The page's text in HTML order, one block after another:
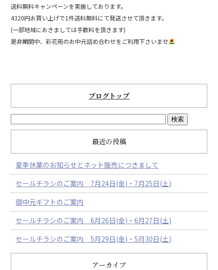
送料無料キャンペーンを実施しております。
4320円お買い上げで1件送料無料にて発送させて頂きます。
(一部地域におきましては手数料を頂きます)
是非期間中、彩花苑のお中元詰め合わせをご利用下さいませ
ブログトップ
最近の投稿
夏季休業のお知らせとネット販売につきまして
セールチラシのご案内 7月24日(金)・7月25日(土)
御中元ギフトのご案内
セールチラシのご案内 6月26日(金)・6月27日(土)
セールチラシのご案内 5月29日(金)・5月30日(土)
アーカイブ